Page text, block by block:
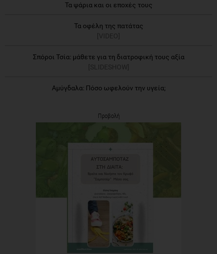
Τα ψάρια και οι εποχές τους
Τα οφέλη της πατάτας
[VIDEO]
Σπόροι Τσία: μάθετε για τη διατροφική τους αξία
[SLIDESHOW]
Αμύγδαλα: Πόσο ωφελούν την υγεία;
Προβολή